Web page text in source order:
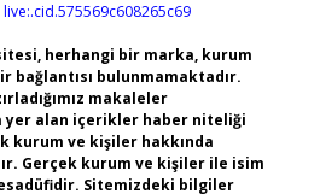
live:.cid.575569c608265c69
herhangi bir marka, kurum
bağlantısı bulunmamaktadır.
makaleler
yer alan içerikler haber niteliği
kurum ve kişiler hakkında
Gerçek kurum ve kişiler ile isim
Sitemizdeki bilgiler